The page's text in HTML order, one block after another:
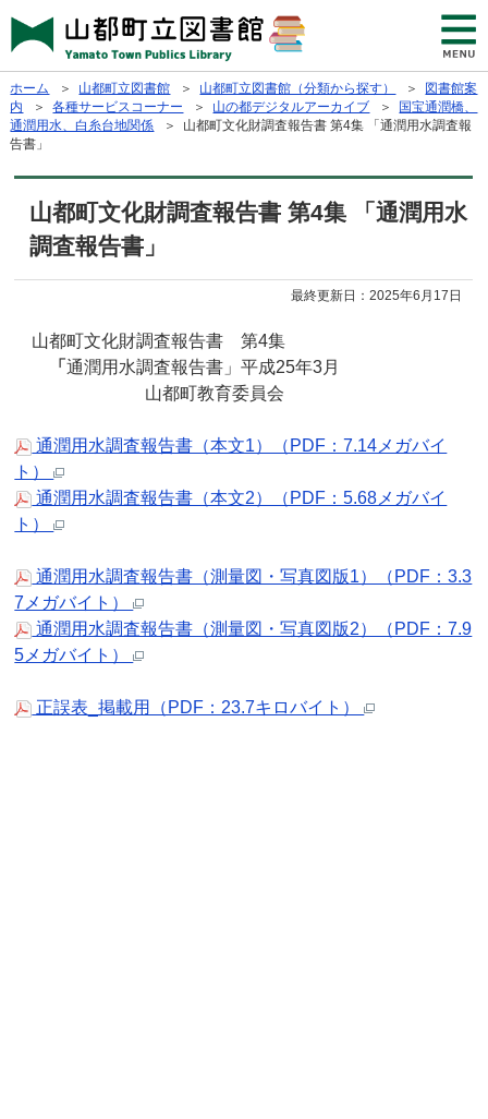
ホーム ＞ 山都町立図書館 ＞ 山都町立図書館（分類から探す） ＞
図書館案
内
＞各種サービスコーナー ＞ 山の都デジタルアーカイブ ＞
国宝通潤橋、
通潤用水、白糸台地関係 ＞ 山都町文化財調査報告書 第4集 「通潤用水調査報
告書」
山都町文化財調査報告書 第4集 「通潤用水
調査報告書」
最終更新日：2025年6月17日
山都町文化財調査報告書 第4集
「通潤用水調査報告書」平成25年3月
山都町教育委員会
通潤用水調査報告書（本文1）（PDF：7.14メガバイ
ト）
通潤用水調査報告書（本文2）（PDF：5.68メガバイ
ト）
通潤用水調査報告書（測量図・写真図版1）（PDF：3.3
7メガバイト）
通潤用水調査報告書（測量図・写真図版2）（PDF：7.9
5メガバイト）
正誤表_掲載用（PDF：23.7キロバイト）